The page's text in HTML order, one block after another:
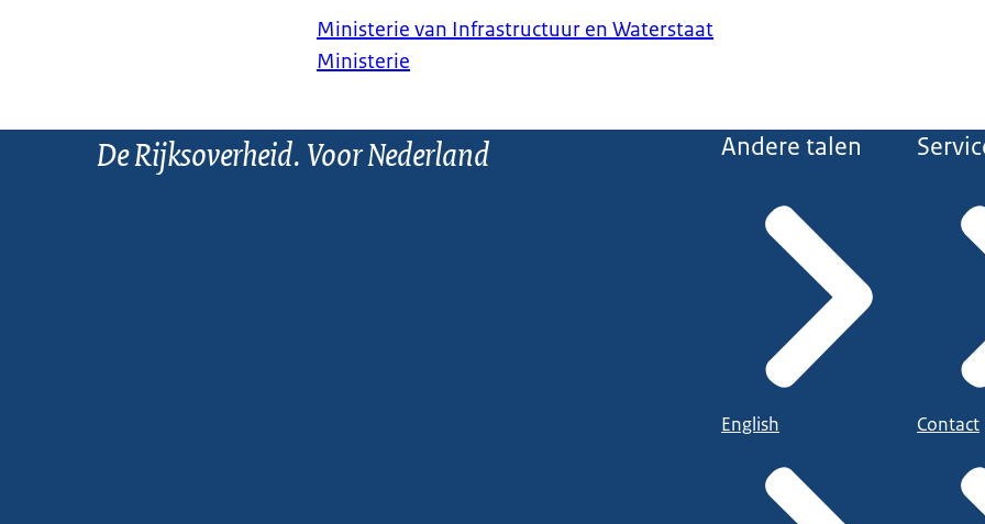
Ministerie van Infrastructuur en Waterstaat
Ministerie
De Rijksoverheid. Voor Nederland Andere talen
English Contact